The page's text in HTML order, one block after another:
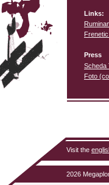
Links:
Press
Scheda
Foto
Visit the
2026